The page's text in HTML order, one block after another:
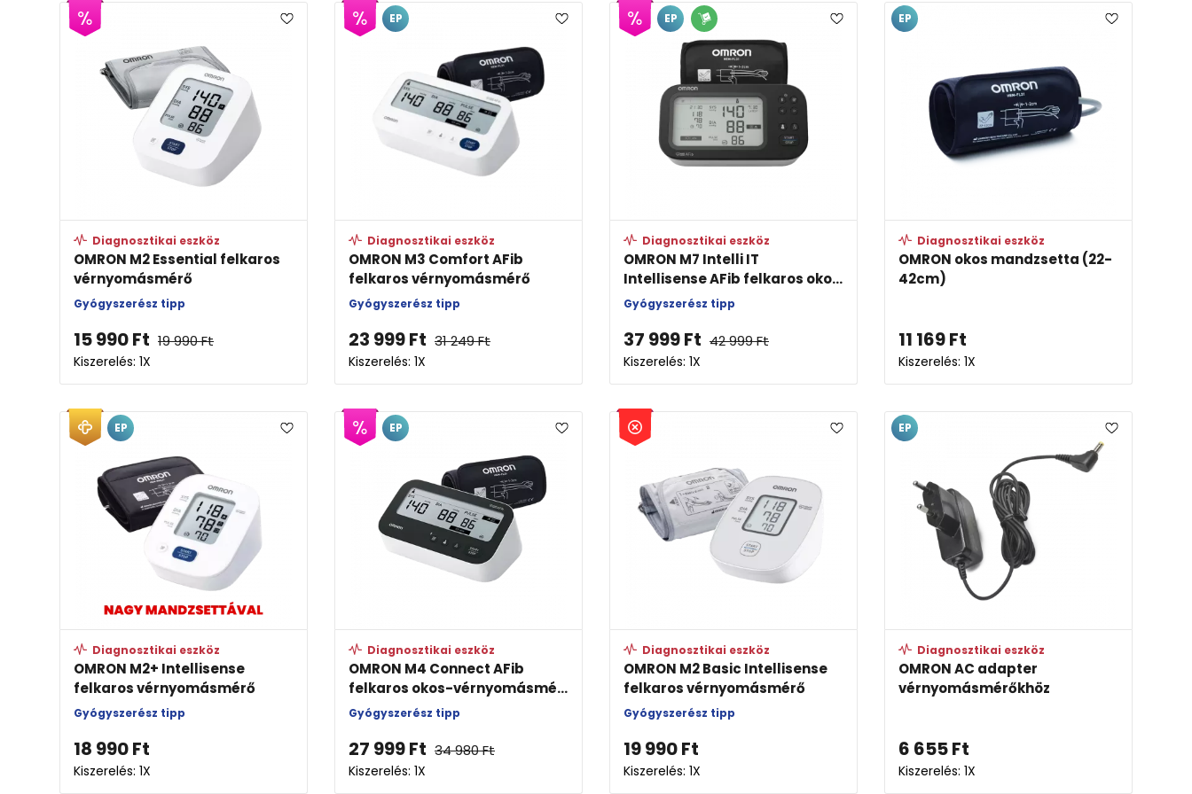
Diagnosztikai eszköz
OMRON M2 Essential felkaros
vérnyomásmérő
Gyógyszerész tipp
15 990Ft 19 990Ft
Kiszerelés: 1X
Diagnosztikai eszköz
OMRON M3 Comfort AFib
felkaros vérnyomásmérő
Gyógyszerész tipp
23 999Ft 31 249Ft
Kiszerelés: 1X
EP
Diagnosztikai eszköz
OMRON M7 Intelli IT
Intellisense AFib felkaros oko...
Gyógyszerész tipp
37 999Ft 42 999Ft
Kiszerelés: 1X
EP
Diagnosztikai eszköz
OMRON okos mandzsetta (22-
42cm)
11 169Ft
Kiszerelés: 1X
EP
Diagnosztikai eszköz
OMRON M2+ Intellisense
felkaros vérnyomásmérő
Gyógyszerész tipp
18 990Ft
Kiszerelés: 1X
EP
Diagnosztikai eszköz
OMRON M4 Connect AFib
felkaros okos-vérnyomásmé...
Gyógyszerész tipp
27 999Ft 34 980Ft
Kiszerelés: 1X
EP
Diagnosztikai eszköz
OMRON M2 Basic Intellisense
felkaros vérnyomásmérő
Gyógyszerész tipp
19 990Ft
Kiszerelés: 1X
Diagnosztikai eszköz
OMRON AC adapter
vérnyomásmérőkhöz
6 655Ft
Kiszerelés: 1X
EP